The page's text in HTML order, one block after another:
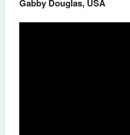
Gabby Douglas, USA